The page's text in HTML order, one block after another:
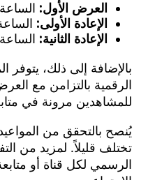
العرض الأول:الساعة 10:45 مساءً.
الإعادة الأولى: الساعة 5:00 صباحًا.
الإعادة الثانية:الساعة 10:45 صباحًا.
بالتزامن مع العرض
مرونة في متابعة
بالتحقق من المواعيد
قليلاً. لمزيد من التفاصيل،
لكل قناة أو متابعة